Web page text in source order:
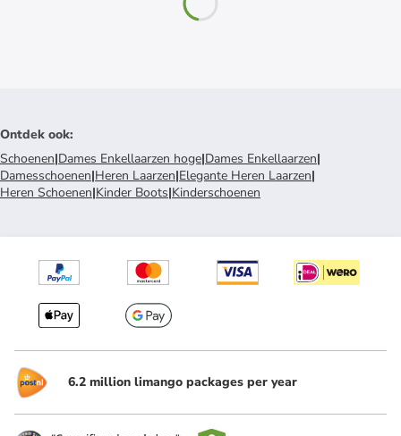
Ontdek ook:
Schoenen|Dames Enkellaarzen hoge|Dames Enkellaarzen|
Damesschoenen|Heren Laarzen|Elegante Heren Laarzen|
Heren Schoenen|Kinder Boots|Kinderschoenen
6.2 million limango packages per year